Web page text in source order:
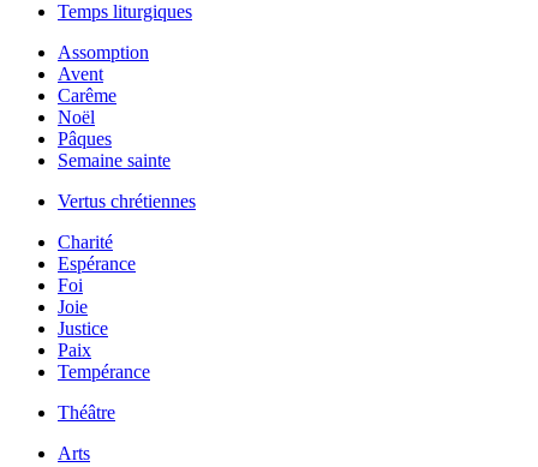
Temps liturgiques
Assomption
Avent
Carême
Noël
Pâques
Semaine sainte
Vertus chrétiennes
Charité
Espérance
Foi
Joie
Justice
Paix
Tempérance
Théâtre
Arts